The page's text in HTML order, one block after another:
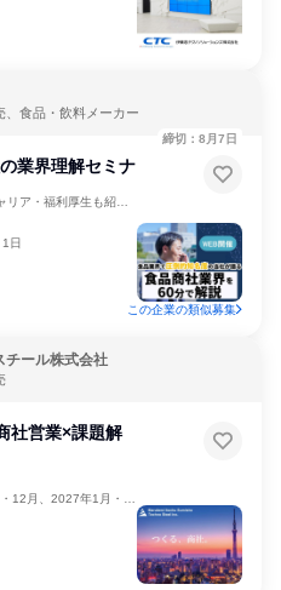
、食品・飲料メーカー
業界理解セミナ
1日
締切：8月7日
この企業の類似募集
チール株式会社
社営業×課題解
月、2027年1月・2月